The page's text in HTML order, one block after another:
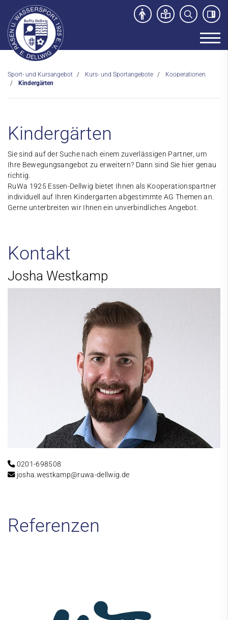
Sport- und Kursangebot Kurs- und Sportangebote
Kooperationen
Kindergärten
Kindergärten
Sie sind auf der Suche nach einem zuverlässigen Partner, um
Ihre Bewegungsangebot zu erweitern? Dann sind Sie hier genau
richtig.
RuWa 1925 Essen-Dellwig bietet Ihnen als Kooperationspartner
individuell auf Ihren Kindergarten abgestimmte AG Themen an.
Gerne unterbreiten wir Ihnen ein unverbindliches Angebot.
Kontakt
Josha Westkamp
0201-698508
josha.westkamp@ruwa-dellwig.de
Referenzen
Unser Verein
Kurs- und Sportangebote
Kooperationen
Familienzentren
Abteilungen